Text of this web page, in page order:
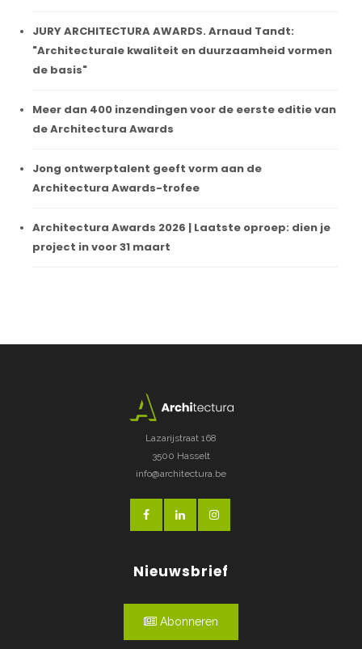
JURY ARCHITECTURA AWARDS. Arnaud Tandt:
"Architecturale kwaliteit en duurzaamheid vormen
de basis"
Meer dan 400 inzendingen voor de eerste editie van
de Architectura Awards
Jong ontwerptalent geeft vorm aan de
Architectura Awards-trofee
Architectura Awards 2026 | Laatste oproep: dien je
project in voor 31 maart
Lazarijstraat 168
3500 Hasselt
info@architectura.be
Nieuwsbrief
Abonneren